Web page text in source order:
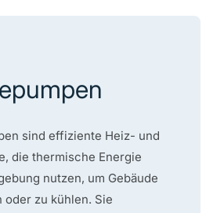
sind effiziente Heiz- und
die thermische Energie
nutzen, um Gebäude
oder zu kühlen. Sie